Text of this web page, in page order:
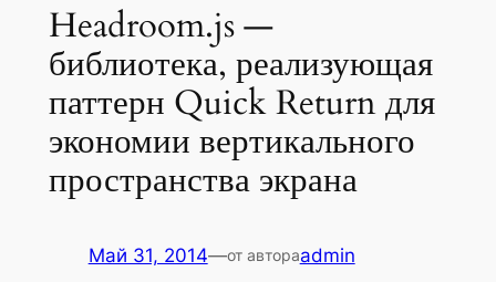
Headroom.js —
библиотека, реализующая
паттерн Quick Return для
экономии вертикального
пространства экрана
Май 31, 2014—от автораadmin